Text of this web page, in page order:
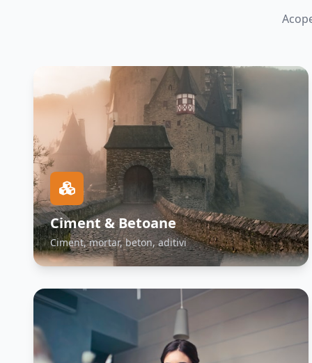
Ciment & Betoane
Ciment, mortar, beton, aditivi